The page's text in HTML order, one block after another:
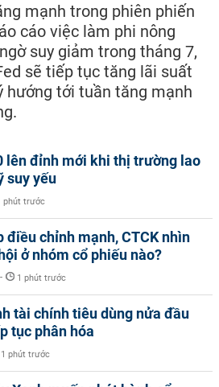
mạnh trong phiên phiến
cáo việc làm phi nông
suy giảm trong tháng 7,
sẽ tiếp tục tăng lãi suất
hướng tới tuần tăng mạnh
lên đỉnh mới khi thị trường lao
suy yếu
phút trước
điều chỉnh mạnh, CTCK nhìn
ở nhóm cổ phiếu nào?
- 1 phút trước
tài chính tiêu dùng nửa đầu
tục phân hóa
1 phút trước